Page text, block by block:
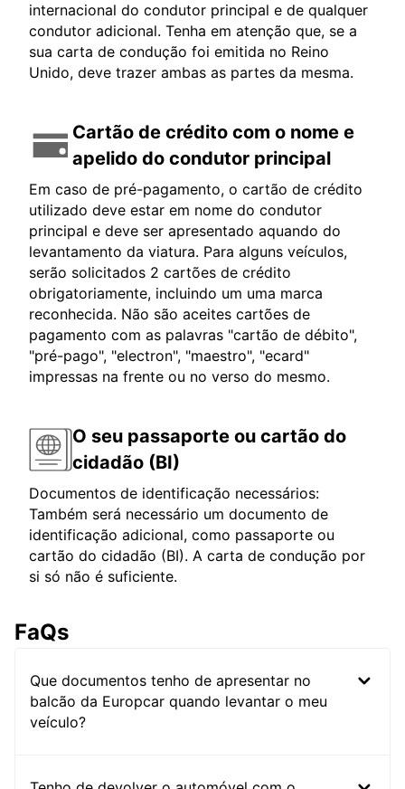
internacional do condutor principal e de qualquer
condutor adicional. Tenha em atenção que, se a
sua carta de condução foi emitida no Reino
Unido, deve trazer ambas as partes da mesma.
Cartão de crédito com o nome e
apelido do condutor principal
Em caso de pré-pagamento, o cartão de crédito
utilizado deve estar em nome do condutor
principal e deve ser apresentado aquando do
levantamento da viatura. Para alguns veículos,
serão solicitados 2 cartões de crédito
obrigatoriamente, incluindo um uma marca
reconhecida. Não são aceites cartões de
pagamento com as palavras "cartão de débito",
"pré-pago", "electron", "maestro", "ecard"
impressas na frente ou no verso do mesmo.
O seu passaporte ou cartão do
cidadão (BI)
Documentos de identificação necessários:
Também será necessário um documento de
identificação adicional, como passaporte ou
cartão do cidadão (BI). A carta de condução por
si só não é suficiente.
FaQs
Que documentos tenho de apresentar no
balcão da Europcar quando levantar o meu
veículo?